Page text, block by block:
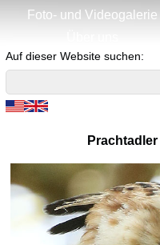
Foto- und Videogalerie
Auf dieser Website suchen:
Prachtadler